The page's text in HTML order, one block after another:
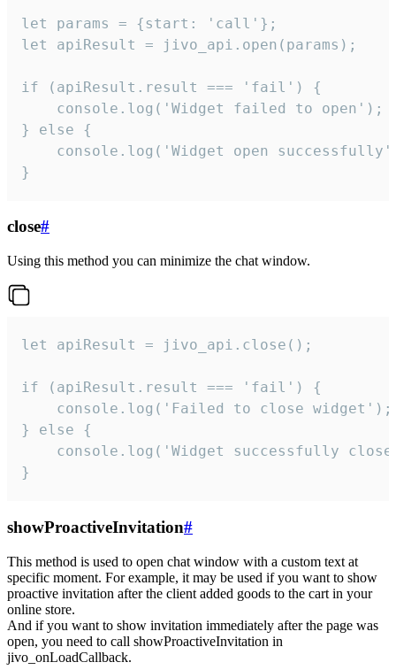
let params = {start: 'call'};
let apiResult = jivo_api.open(params);
if (apiResult.result === 'fail') {
    console.log('Widget failed to open');
} else {
console.log('Widget open
}
close#
Using this method you can minimize the chat window.
let apiResult = jivo_api.close();
if (apiResult.result === 'fail') {
    console.log('Failed to close widget');
} else {
console.log('Widget successfully
}
showProactiveInvitation#
This method is used to open chat window with a custom text at
specific moment. For example, it may be used if you want to show
proactive invitation after the client added goods to the cart in your
online store.
And if you want to show invitation immediately after the page was
open, you need to call showProactiveInvitation in
jivo_onLoadCallback.